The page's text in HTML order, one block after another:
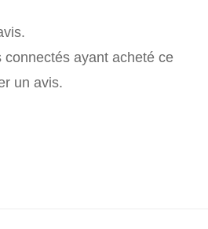
connectés ayant acheté ce
un avis.